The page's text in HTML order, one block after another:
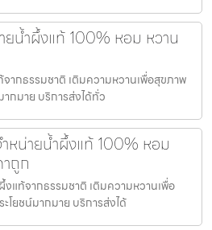
น้ำผึ้งแท้ 100% หอม หวาน
ากธรรมชาติ เติมความหวานเพื่อสุขภาพ
กมาย บริการส่งได้ทั่ว
หน่ายน้ำผึ้งแท้ 100% หอม
ถูก
แท้จากธรรมชาติ เติมความหวานเพื่อ
โยชน์มากมาย บริการส่งได้